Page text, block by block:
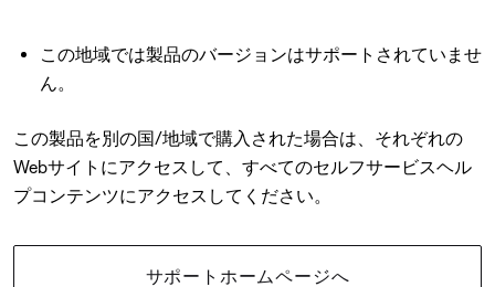
この地域では製品のバージョンはサポートされていませ
ん。
この製品を別の国/地域で購入された場合は、それぞれの
Webサイトにアクセスして、すべてのセルフサービスヘル
プコンテンツにアクセスしてください。
サポートホームページへ